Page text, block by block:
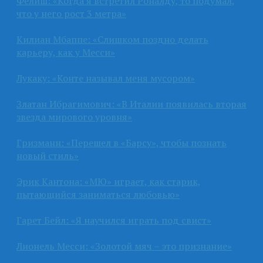
что у него рост 3 метра»
Килиан Мбаппе: «Слишком поздно делать
карьеру, как у Месси»
Лукаку: «Конте называл меня мусором»
Златан Ибрагимович: «В Италии появилась вторая
звезда мирового уровня»
Гризманн: «Перешел в «Барсу», чтобы познать
новый стиль»
Эрик Кантона: «МЮ» играет, как старик,
пытающийся заниматься любовью»
Гарет Бейл: «Я научился играть под свист»
Лионель Месси: «Золотой мяч – это признание»